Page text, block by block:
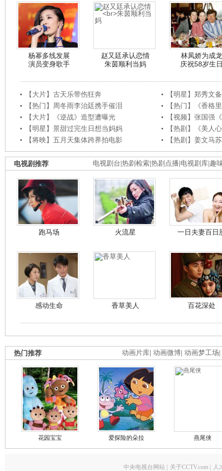
杨幂多线发展
演员变身歌手
赵又廷承认恋情
朱茵顺利当妈
林凤娇为成龙
庆祝58岁生
【大片】古天乐带伤狂奔
【明星】郑秀文
【热门】周冬雨李治廷携手催泪
【热门】《香格
【大片】《逆战》造型遭曝光
【视频】张国强
【明星】景甜过完生日想当妈妈
【热剧】《美人
【将映】五月天集体跨界拍电影
【热剧】姜文马
电视剧台 热剧检索 热剧点播 电视剧库 趣
电视剧推荐
跑马场 火流星 一日夫妻百日
感动生命 香草美人 百花深处
动画片库 动画微博 动画梦工场
热门推荐
花园宝宝 爱探险的朵拉 燕尾侠
中央电视台网站 关于CCTV.com 人